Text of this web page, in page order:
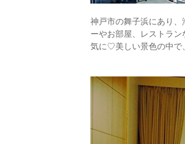
神戸市の舞子浜にあり
ーやお部屋、レストラ
気に♡美しい景色の中で